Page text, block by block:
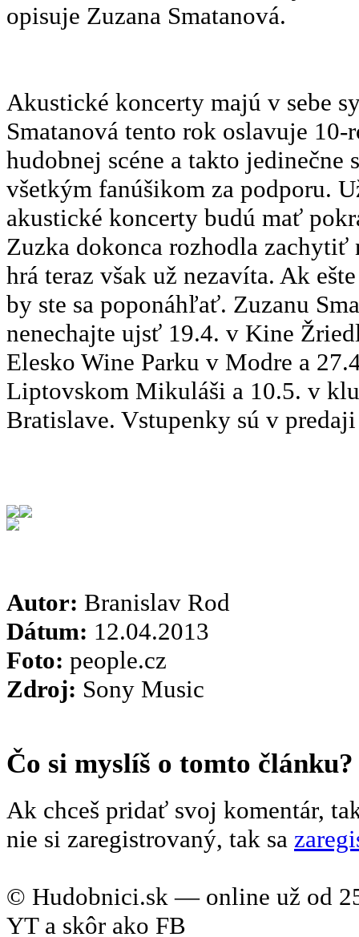
opisuje Zuzana Smatanová.
Akustické koncerty majú v sebe
Smatanová tento rok oslavuje 10-
hudobnej scéne a takto jedinečne
všetkým fanúšikom za podporu.
akustické koncerty budú mať
Zuzka dokonca rozhodla zachytiť
hrá teraz však už nezavíta. Ak
by ste sa poponáhľať. Zuzanu
nenechajte ujsť 19.4. v Kine
Elesko Wine Parku v Modre a
Liptovskom Mikuláši a 10.5. v
Bratislave. Vstupenky sú v
Autor: Branislav Rod
Dátum: 12.04.2013
Foto: people.cz
Zdroj: Sony Music
Čo si myslíš o tomto článku?
Ak chceš pridať svoj komentár,
nie si zaregistrovaný, tak sa
© Hudobnici.sk — online už od
YT a skôr ako FB